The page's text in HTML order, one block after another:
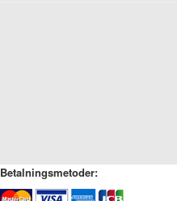
Betalningsmetoder: